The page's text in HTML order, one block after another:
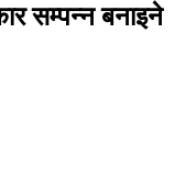
सम्पन्न बनाइने